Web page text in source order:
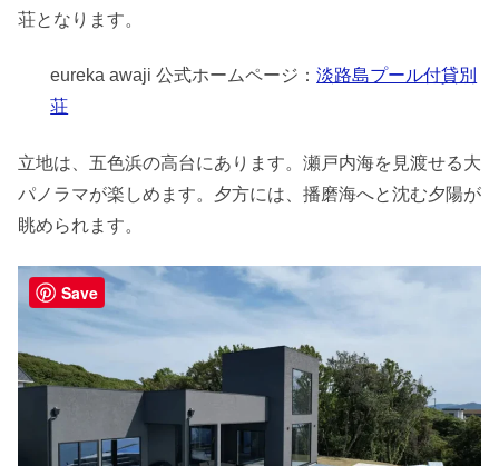
荘となります。
eureka awaji 公式ホームページ：淡路島プール付貸別
荘
立地は、五色浜の高台にあります。瀬戸内海を見渡せる大
パノラマが楽しめます。夕方には、播磨海へと沈む夕陽が
眺められます。
Save